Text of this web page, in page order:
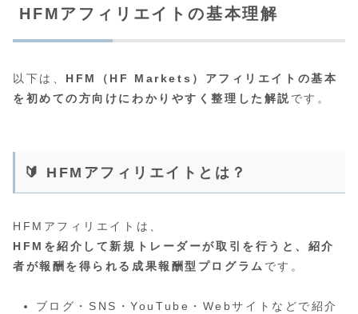
HFMアフィリエイトの基本理解
以下は、 HFM（HF Markets）アフィリエイトの基本
を初めての方向けにわかりやすく整理した解説 です。
🔰 HFMアフィリエイトとは？
HFMアフィリエイトは、
HFMを紹介して新規トレーダーが取引を行うと、紹介
者が報酬を得られる成果報酬型プログラム です。
ブログ・SNS・YouTube・Webサイトなどで紹介